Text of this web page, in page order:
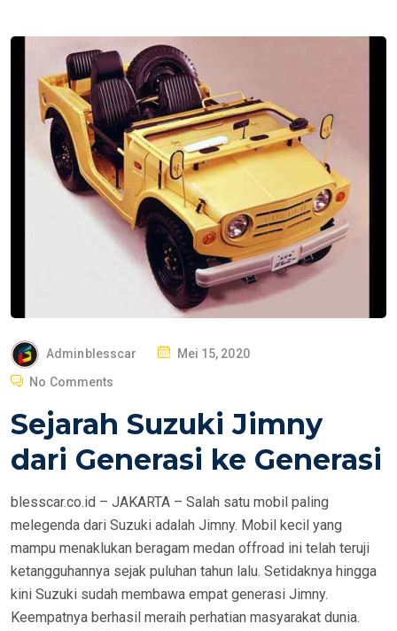
Adminblesscar
P
T
D
Mei 15, 2020
No Comments
Sejarah Suzuki Jimny
dari Generasi ke Generasi
blesscar.co.id – JAKARTA – Salah satu mobil paling
melegenda dari Suzuki adalah Jimny. Mobil kecil yang
mampu menaklukan beragam medan offroad ini telah teruji
ketangguhannya sejak puluhan tahun lalu. Setidaknya hingga
kini Suzuki sudah membawa empat generasi Jimny.
Keempatnya berhasil meraih perhatian masyarakat dunia.